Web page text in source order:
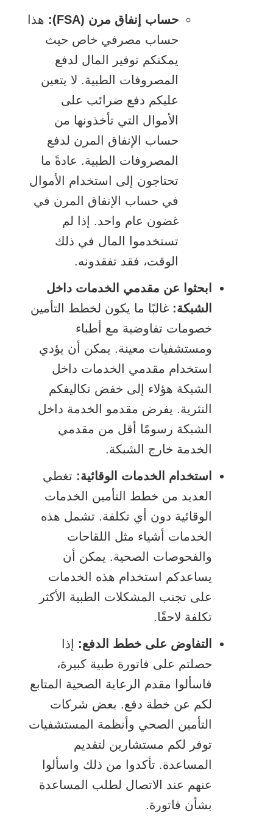
حساب إنفاق مرن (FSA):
هذا
حساب مصرفي خاص حيث
يمكنكم توفير المال لدفع
المصروفات الطبية. لا يتعين
عليكم دفع ضرائب على
الأموال التي تأخذونها من
حساب الإنفاق المرن لدفع
المصروفات الطبية. عادةً ما
تحتاجون إلى استخدام الأموال
في حساب الإنفاق المرن في
غضون عام واحد. إذا لم
تستخدموا المال في ذلك
الوقت، فقد تفقدونه.
ابحثوا عن مقدمي الخدمات داخل
الشبكة: غالبًا ما يكون لخطط التأمين
خصومات تفاوضية مع أطباء
ومستشفيات معينة. يمكن أن يؤدي
استخدام مقدمي الخدمات داخل
الشبكة هؤلاء إلى خفض تكاليفكم
النثرية. يفرض مقدمو الخدمة داخل
الشبكة رسومًا أقل من مقدمي
الخدمة خارج الشبكة.
استخدام الخدمات الوقائية: تغطي
العديد من خطط التأمين الخدمات
الوقائية دون أي تكلفة. تشمل هذه
الخدمات أشياء مثل اللقاحات
والفحوصات الصحية. يمكن أن
يساعدكم استخدام هذه الخدمات
على تجنب المشكلات الطبية الأكثر
تكلفة لاحقًا.
التفاوض على خطط الدفع:
إذا
حصلتم على فاتورة طبية كبيرة،
فاسألوا مقدم الرعاية الصحية المتابع
لكم عن خطة دفع. بعض شركات
التأمين الصحي وأنظمة المستشفيات
توفر لكم مستشارين لتقديم
المساعدة. تأكدوا من ذلك واسألوا
عنهم عند الاتصال لطلب المساعدة
بشأن فاتورة.